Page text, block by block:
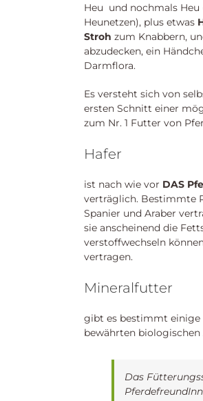
Heu und nochmals
Heunetzen), plus etwas
Stroh zum Knabbern,
abzudecken, ein
Darmflora.
Es versteht sich von
ersten Schnitt einer
zum Nr. 1 Futter von
Hafer
ist nach wie vor DAS
verträglich. Bestimmte
Spanier und Araber
sie anscheinend die
verstoffwechseln
vertragen.
Mineralfutter
gibt es bestimmt einige
bewährten
Das